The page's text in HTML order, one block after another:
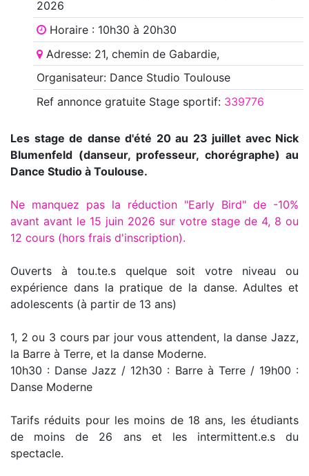
2026
Horaire : 10h30 à 20h30
Adresse: 21, chemin de Gabardie,
Organisateur: Dance Studio Toulouse
Ref annoncegratuite Stage sportif: 339776
Les stage de danse d'été 20 au 23 juillet avec Nick
Blumenfeld (danseur, professeur, chorégraphe) au
Dance Studio à Toulouse.
Ne manquez pas la réduction "Early Bird" de -10%
avant avant le 15 juin 2026 sur votre stage de 4, 8 ou
12 cours (hors frais d'inscription).
Ouverts à tou.te.s quelque soit votre niveau ou
expérience dans la pratique de la danse. Adultes et
adolescents (à partir de 13 ans)
1, 2 ou 3 cours par jour vous attendent, la danse Jazz,
la Barre à Terre, et la danse Moderne.
10h30 : Danse Jazz / 12h30 : Barre à Terre / 19h00 :
Danse Moderne
Tarifs réduits pour les moins de 18 ans, les étudiants
de moins de 26 ans et les intermittent.e.s du
spectacle.